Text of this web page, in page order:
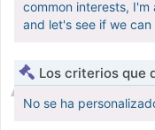
common interests,
and let's see if we
Los criterios que
No se ha